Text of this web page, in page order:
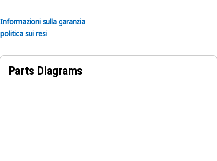
Informazioni sulla garanzia
politica sui resi
Parts Diagrams